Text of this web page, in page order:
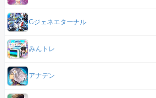
Gジェネエターナル
みんトレ
アナデン